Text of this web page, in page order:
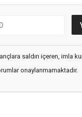
saldırı içeren, imla
onaylanmamaktadır.